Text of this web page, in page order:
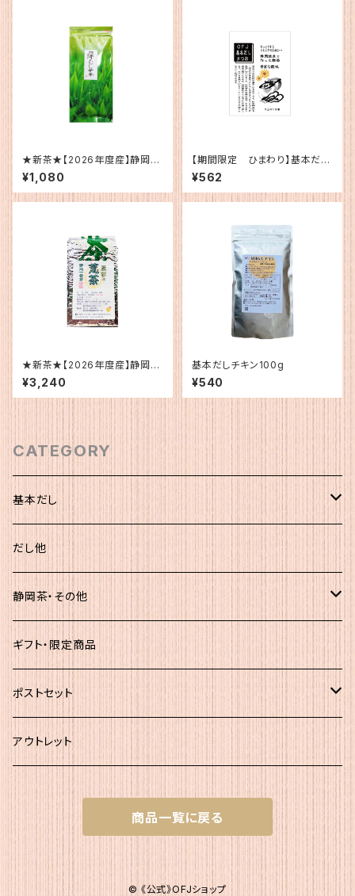
★新茶★【2026年度産】静岡
産 深蒸茶100ｇ
¥1,080
【期間限定 ひまわり】基本だし
かつお（5g×12）
¥562
★新茶★【2026年度産】静岡
産 荒茶
¥3,240
基本だしチキン100g
¥540
CATEGORY
基本だし
化粧袋（5ｇ×12）
簡易（5ｇ×30）
大袋
だし他
静岡茶・その他
静岡茶
その他
ギフト・限定商品
ポストセット
★初回お試し!!
ｾｯﾄＡ（かつお大袋）
ｾｯﾄＡ200
ｾｯﾄＡ300
ｾｯﾄB（簡易包装）
ｾｯﾄB1 かつお簡易×２
ｾｯﾄC（200g+簡易）
アウトレット
商品一覧に戻る
© 《公式》OFJショップ